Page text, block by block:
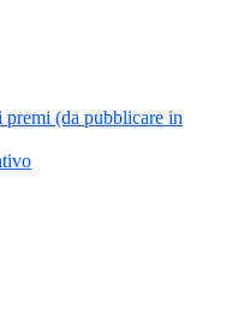
(da pubblicare in